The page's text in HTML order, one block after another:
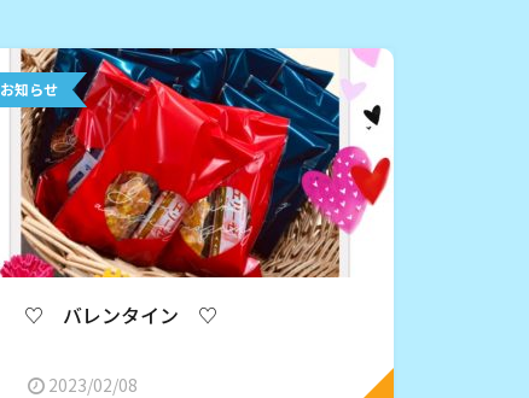
お知らせ
♡ バレンタイン ♡
2023/02/08